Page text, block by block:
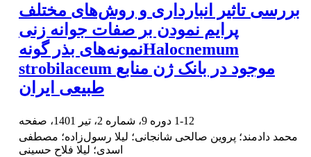
بررسی تاثیر انبارداری و روش‌های مختلف
پرایم نمودن بر صفات جوانه زنی
نمونه‌های بذر گونهHalocnemum
strobilaceum موجود در بانک ژن منابع
طبیعی ایران
1-12
محمد دادمند؛ پروین صالحی شانجانی؛ لیلا رسول‌زاده؛ مصطفی
اسدی؛ لیلا فلاح حسینی